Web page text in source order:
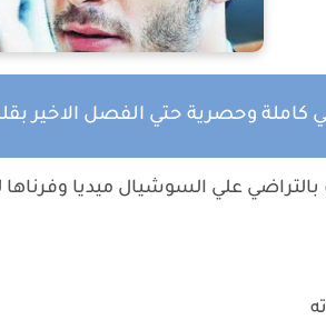
كاملة وحصرية حتي الفصل الاخير
علي السوشيال ميديا